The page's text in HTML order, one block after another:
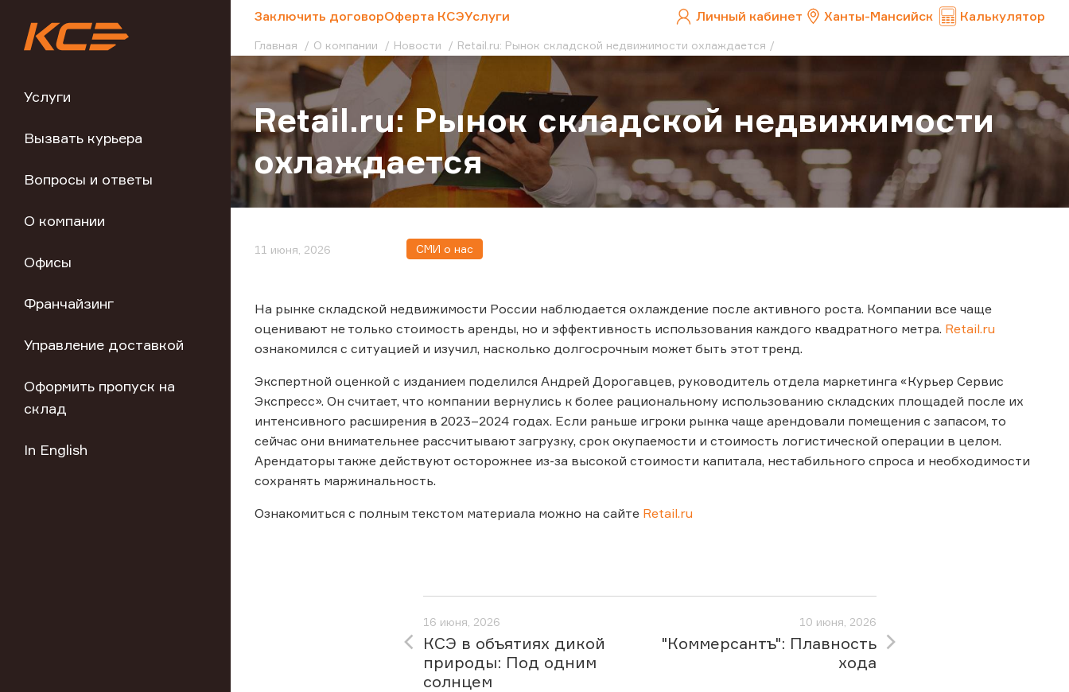
Услуги
Вызвать курьера
Вопросы и ответы
О компании
Офисы
Франчайзинг
Управление доставкой
Оформить пропуск на
склад
In English
Заключить договорОферта КСЭУслуги Личный кабинет Ханты-Мансийск Калькулятор
Главная О компании Новости Retail.ru: Рынок складской недвижимости охлаждается
Retail.ru: Рынок складской недвижимости
охлаждается
11 июня, 2026 СМИ о нас
На рынке складской недвижимости России наблюдается охлаждение после активного роста. Компании все чаще
оценивают не только стоимость аренды, но и эффективность использования каждого квадратного метра. Retail.ru
ознакомился с ситуацией и изучил, насколько долгосрочным может быть этот тренд.
Экспертной оценкой с изданием поделился Андрей Дорогавцев, руководитель отдела маркетинга «Курьер Сервис
Экспресс». Он считает, что компании вернулись к более рациональному использованию складских площадей после их
интенсивного расширения в 2023–2024 годах. Если раньше игроки рынка чаще арендовали помещения с запасом, то
сейчас они внимательнее рассчитывают загрузку, срок окупаемости и стоимость логистической операции в целом.
Арендаторы также действуют осторожнее из-за высокой стоимости капитала, нестабильного спроса и необходимости
сохранять маржинальность.
Ознакомиться с полным текстом материала можно на сайте Retail.ru
16 июня, 2026
КСЭ в объятиях дикой
природы: Под одним
солнцем
10 июня, 2026
"Коммерсантъ": Плавность
хода